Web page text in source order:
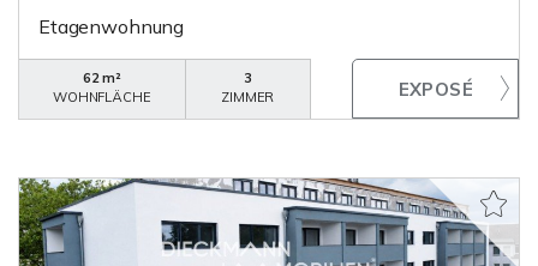
Etagenwohnung
62 m²
WOHNFLÄCHE
3
ZIMMER